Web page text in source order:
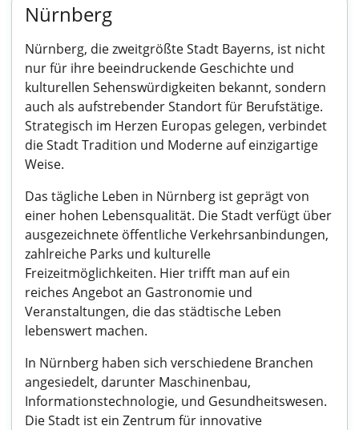
Nürnberg
Nürnberg, die zweitgrößte Stadt Bayerns, ist nicht
nur für ihre beeindruckende Geschichte und
kulturellen Sehenswürdigkeiten bekannt, sondern
auch als aufstrebender Standort für Berufstätige.
Strategisch im Herzen Europas gelegen, verbindet
die Stadt Tradition und Moderne auf einzigartige
Weise.
Das tägliche Leben in Nürnberg ist geprägt von
einer hohen Lebensqualität. Die Stadt verfügt über
ausgezeichnete öffentliche Verkehrsanbindungen,
zahlreiche Parks und kulturelle
Freizeitmöglichkeiten. Hier trifft man auf ein
reiches Angebot an Gastronomie und
Veranstaltungen, die das städtische Leben
lebenswert machen.
In Nürnberg haben sich verschiedene Branchen
angesiedelt, darunter Maschinenbau,
Informationstechnologie, und Gesundheitswesen.
Die Stadt ist ein Zentrum für innovative